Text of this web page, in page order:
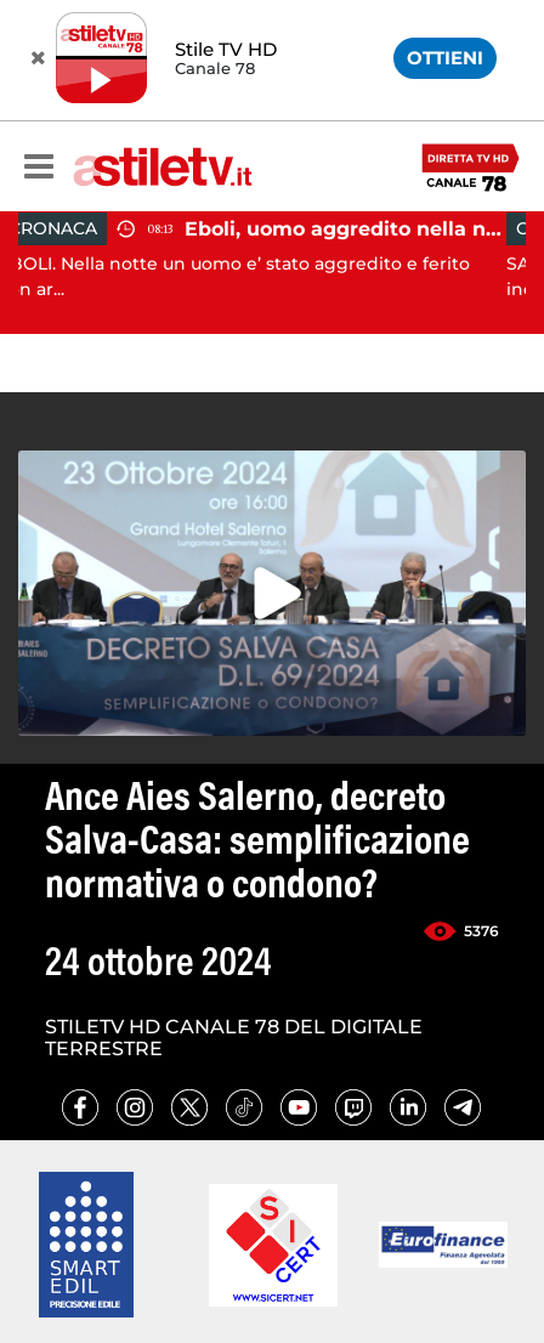
Stile TV HD
Canale 78 OTTIENI
08:13 Eboli, uomo aggredito nella notte: indagini in corso
un uomo e’ stato aggredito e ferito
CRONACA 08:09
SALERNO.
Ance Aies Salerno, decreto
Salva-Casa: semplificazione
normativa o condono?
5376
24 ottobre 2024
STILETV HD CANALE 78 DEL DIGITALE
TERRESTRE